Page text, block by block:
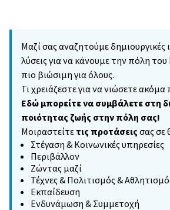
Μαζί σας αναζητούμε δημιουργικές
λύσεις για να κάνουμε την πόλη
πιο βιώσιμη για όλους.
Τι χρειάζεστε για να νιώσετε
Εδώ μπορείτε να συμβάλετε στη
ποιότητας ζωής στην πόλη σας!
Μοιραστείτε τις προτάσεις σας σε
Στέγαση & Κοινωνικές υπηρεσίες
Περιβάλλον
Ζώντας μαζί
Τέχνες & Πολιτισμός &
Εκπαίδευση
Ενδυνάμωση & Συμμετοχή